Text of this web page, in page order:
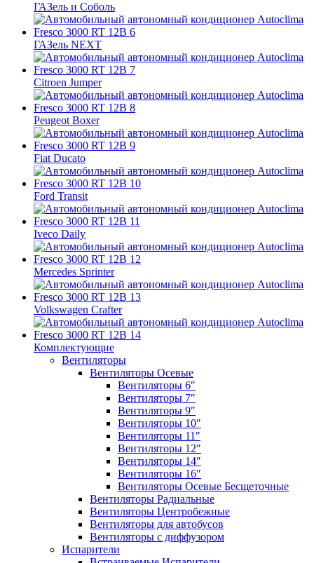
ГАЗель и Соболь
ГАЗель NEXT
Citroen Jumper
Peugeot Boxer
Fiat Ducato
Ford Transit
Iveco Daily
Mercedes Sprinter
Volkswagen Crafter
Комплектующие
Вентиляторы
Вентиляторы Осевые
Вентиляторы 6″
Вентиляторы 7″
Вентиляторы 9″
Вентиляторы 10″
Вентиляторы 11″
Вентиляторы 12″
Вентиляторы 14″
Вентиляторы 16″
Вентиляторы Осевые Бесщеточные
Вентиляторы Радиальные
Вентиляторы Центробежные
Вентиляторы для автобусов
Вентиляторы с диффузором
Испарители